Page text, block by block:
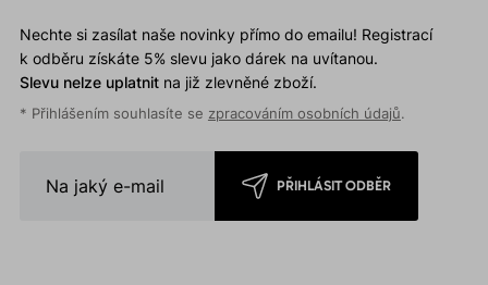
Nechte si zasílat naše novinky přímo do emailu! Registrací
k odběru získáte 5% slevu jako dárek na uvítanou.
Slevu nelze uplatnitna již zlevněné zboží.
* Přihlášením souhlasíte se zpracováním osobních údajů.
PŘIHLÁSIT ODBĚR